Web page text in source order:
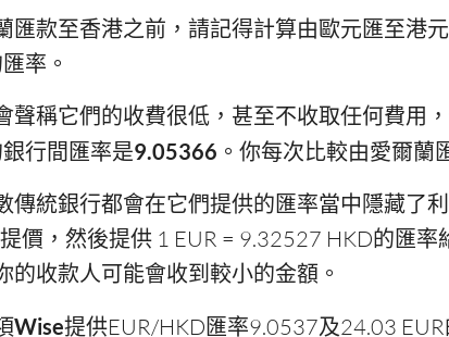
匯款至香港之前，請記得計算由歐元匯至港
率。
聲稱它們的收費很低，甚至不收取任何費用
行間匯率是9.05366 。你每次比較由愛爾蘭
傳統銀行都會在它們提供的匯率當中隱藏了
價，然後提供 1 EUR = 9.32527 HKD的匯
的收款人可能會收到較小的金額。
Wise提供EUR/HKD匯率9.0537及24.03